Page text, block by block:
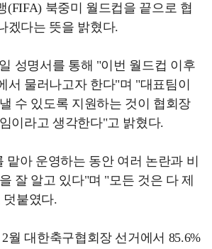
(FIFA) 북중미 월드컵을 끝으로 협
겠다는 뜻을 밝혔다.
성명서를 통해 "이번 월드컵 이후
서 물러나고자 한다"며 "대표팀이
수 있도록 지원하는 것이 협회장
이라고 생각한다"고 밝혔다.
맡아 운영하는 동안 여러 논란과 비
잘 알고 있다"며 "모든 것은 다 제
덧붙였다.
월 대한축구협회장 선거에서 85.6%